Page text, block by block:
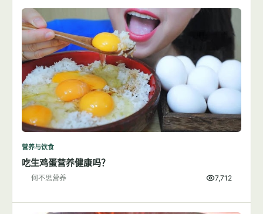
营养与饮食
吃生鸡蛋营养健康吗？
何不思营养 7,712